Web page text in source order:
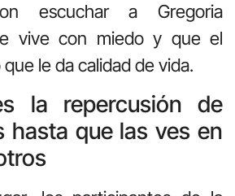
escuchar a Gregoria
vive con miedo y que el
le da calidad de vida.
la repercusión de
hasta que las ves en